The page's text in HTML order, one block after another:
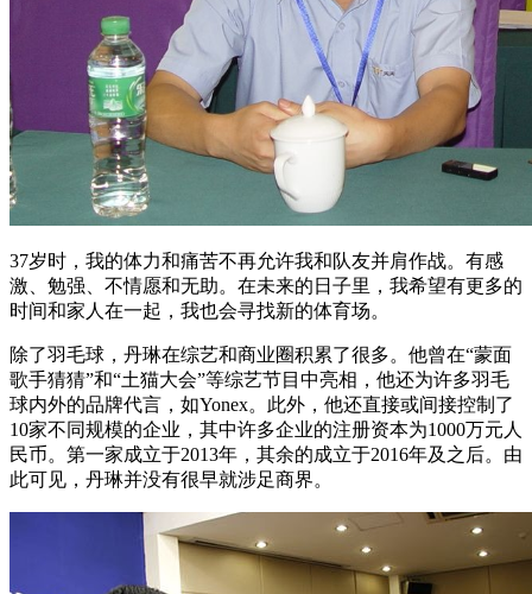
37岁时，我的体力和痛苦不再允许我和队友并肩作战。有感
激、勉强、不情愿和无助。在未来的日子里，我希望有更多的
时间和家人在一起，我也会寻找新的体育场。
除了羽毛球，丹琳在综艺和商业圈积累了很多。他曾在“蒙面
歌手猜猜”和“土猫大会”等综艺节目中亮相，他还为许多羽毛
球内外的品牌代言，如Yonex。此外，他还直接或间接控制了
10家不同规模的企业，其中许多企业的注册资本为1000万元人
民币。第一家成立于2013年，其余的成立于2016年及之后。由
此可见，丹琳并没有很早就涉足商界。